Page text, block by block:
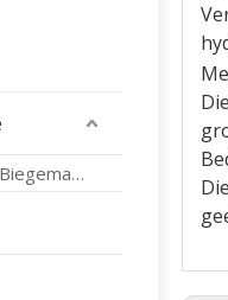
Automatische Doppelkopf-Biegemaschine